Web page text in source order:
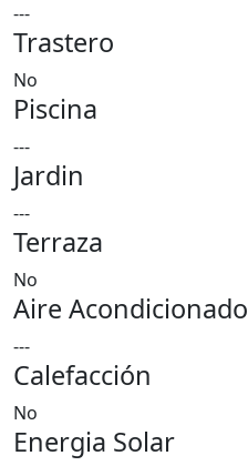
---
Trastero
No
Piscina
---
Jardin
---
Terraza
No
Aire Acondicionado
---
Calefacción
No
Energia Solar